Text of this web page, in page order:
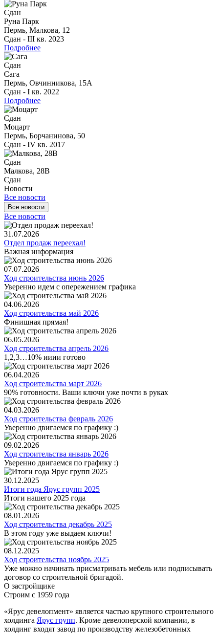
Сдан
Руна Парк
Пермь, Малкова, 12
Сдан - III кв. 2023
Подробнее
Сдан
Сага
Пермь, Овчинникова, 15А
Сдан - I кв. 2022
Подробнее
Сдан
Моцарт
Пермь, Борчанинова, 50
Сдан - IV кв. 2017
Сдан
Малкова, 28B
Сдан
Новости
Все новости
Все новости
Все новости
31.07.2026
Отдел продаж переехал!
Важная информация
07.07.2026
Ход строительства июнь 2026
Уверенно идем с опережением графика
04.06.2026
Ход строительства май 2026
Финишная прямая!
06.05.2026
Ход строительства апрель 2026
1,2,3…10% ииии готово
06.04.2026
Ход строительства март 2026
90% готовности. Ваши ключи уже почти в руках
04.03.2026
Ход строительства февраль 2026
Уверенно двигаемся по графику :)
09.02.2026
Ход строительства январь 2026
Уверенно двигаемся по графику :)
30.12.2025
Итоги года Ярус групп 2025
Итоги нашего 2025 года
08.01.2026
Ход строительства декабрь 2025
В этом году уже выдаем ключи!
08.12.2025
Ход строительства ноябрь 2025
Уже можно начинать присматривать мебель или подписывать
договор со строительной бригадой.
О застройщике
Строим с 1959 года
«Ярус девелопмент» является частью крупного строительного
холдинга Ярус групп. Кроме девелоперской компании, в
холдинг входят завод по производству железобетонных